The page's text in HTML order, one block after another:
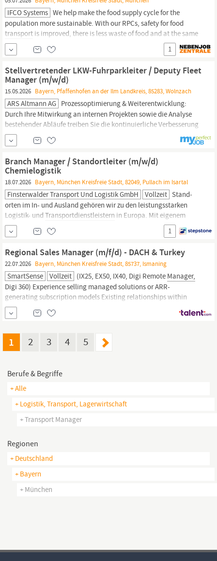
IFCO Systems We help make the food supply cycle for the
population more sustainable. With our RPCs, safety for food
transport is improved, there is less waste of food and at the same
time the lifespan of the products increases. Through our products
and the need for less packaging materials we reduce the carbon
1
Stellvertretender LKW-Fuhrparkleiter / Deputy Fleet
Manager (m/w/d)
15.05.2026 Bayern, Pfaffenhofen an der Ilm Landkreis, 85283, Wolnzach
ARS Altmann AG Prozessoptimierung & Weiterentwicklung:
Durch Ihre Mitwirkung an internen Projekten sowie die Analyse
bestehender Abläufe treiben Sie die kontinuierliche Verbesserung
im Fuhrpark- und
aktiv voran und erhöhen
nachhaltig Effizienz und Qualität. Das bringen Sie mit
Qualifikation: Eine abgeschlossene Ausbildung im Bereich
Logistik, Spedition, Transportoder...
Branch Manager / Standortleiter (m/w/d)
Chemielogistik
18.07.2026 Bayern, München Kreisfreie Stadt, 82049, Pullach im Isartal
Finsterwalder Transport Und Logistik GmbH Vollzeit Stand­
orten im In- und Ausland gehören wir zu den leistungs­starken
Logistik- und Transport­dienstleistern in Europa. Mit eigenem
Fuhrpark, modernen Prozessen und kurzen Entscheidungs­wegen
sorgen wir täglich dafür, dass Waren zuver­lässig ans Ziel
kommen. Seit mehr als 80 Jahren bietet die Finsterwalder-Gruppe
Transport-, Logistik-,...
1
Regional Sales Manager (m/f/d) - DACH & Turkey
22.07.2026 Bayern, München Kreisfreie Stadt, 85737, Ismaning
SmartSense Vollzeit (IX25, EX50, IX40, Digi Remote Manager,
Digi 360) Experience selling managed solutions or ARR-
generating subscription models Existing relationships within
German industrial manufacturing, utilities,
public sector markets Turkish language skills At Digi, we embrace
1 2 3 4 5
Berufe & Begriffe
+ Alle
+ Logistik, Transport, Lagerwirtschaft
+ Transport Manager
Regionen
+ Deutschland
+ Bayern
+ München